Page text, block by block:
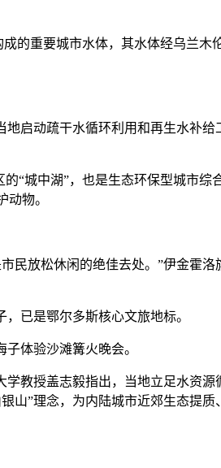
重要城市水体，其水体经乌兰木
启动疏干水循环利用和再生水补给
城中湖”，也是生态环保型城市综
物。
放松休闲的绝佳去处。”伊金霍洛
已是鄂尔多斯核心文旅地标。
体验沙滩篝火晚会。
教授盖志毅指出，当地立足水资源
山”理念，为内陆城市近郊生态提